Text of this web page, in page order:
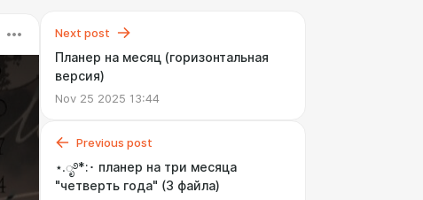
Next post
Планер на месяц (горизонтальная
версия)
Nov 25 2025 13:44
Previous post
⋆.ೃ࿔*:･ планер на три месяца
"четверть года" (3 файла)